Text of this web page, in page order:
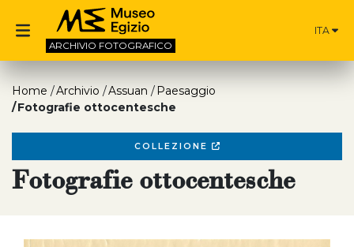
ARCHIVIO FOTOGRAFICO
ITA
Home Archivio Assuan
Paesaggio
Fotografie ottocentesche
COLLEZIONE
Fotografie ottocentesche